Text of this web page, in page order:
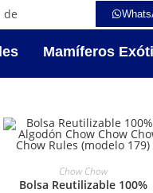
Mamíferos
SELECCIONAR
Chow Chow
Bolsa Reutilizable 100%